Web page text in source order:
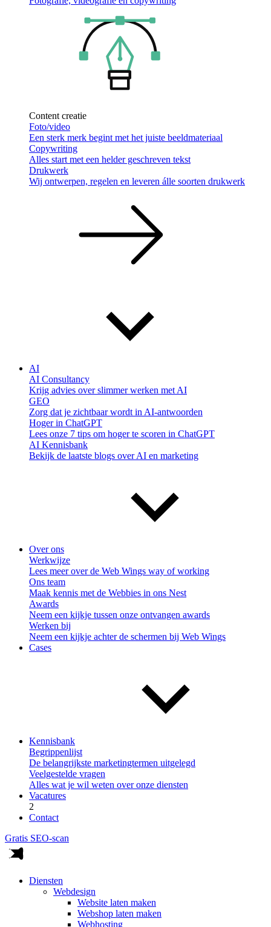
Content creatie
Foto/video
Een sterk merk begint met het juiste beeldmateriaal
Copywriting
Alles start met een helder geschreven tekst
Drukwerk
Wij ontwerpen, regelen en leveren álle soorten drukwerk
AI
AI Consultancy
Krijg advies over slimmer werken met AI
GEO
Zorg dat je zichtbaar wordt in AI-antwoorden
Hoger in ChatGPT
Lees onze 7 tips om hoger te scoren in ChatGPT
AI Kennisbank
Bekijk de laatste blogs over AI en marketing
Over ons
Werkwijze
Lees meer over de Web Wings way of working
Ons team
Maak kennis met de Webbies in ons Nest
Awards
Neem een kijkje tussen onze ontvangen awards
Werken bij
Neem een kijkje achter de schermen bij Web Wings
Cases
Kennisbank
Begrippenlijst
De belangrijkste marketingtermen uitgelegd
Veelgestelde vragen
Alles wat je wil weten over onze diensten
Vacatures
2
Contact
Gratis SEO-scan
Diensten
Webdesign
Website laten maken
Webshop laten maken
Webhosting